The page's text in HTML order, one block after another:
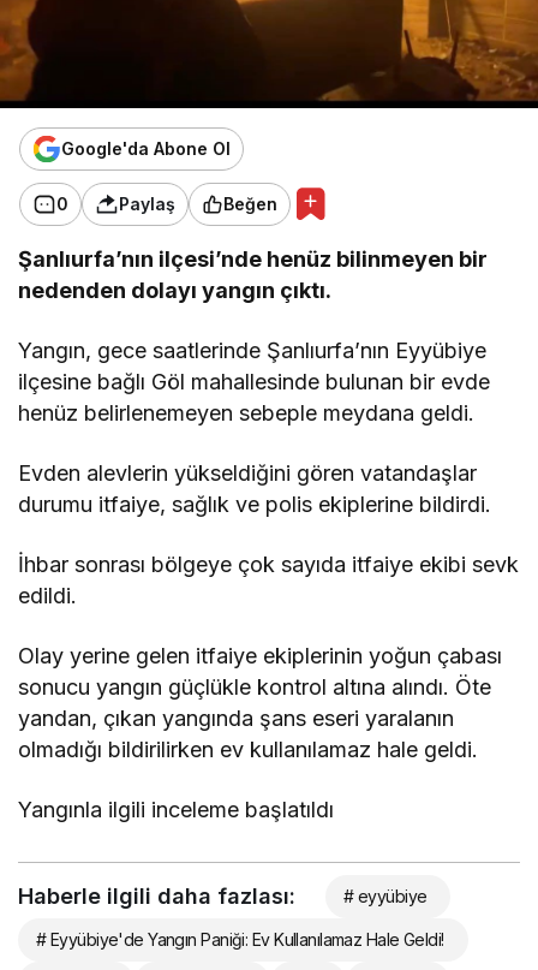
Google'da Abone Ol
0 Paylaş Beğen
Şanlıurfa’nın ilçesi’nde henüz bilinmeyen bir
nedenden dolayı yangın çıktı.
Yangın, gece saatlerinde Şanlıurfa’nın Eyyübiye
ilçesine bağlı Göl mahallesinde bulunan bir evde
henüz belirlenemeyen sebeple meydana geldi.
Evden alevlerin yükseldiğini gören vatandaşlar
durumu itfaiye, sağlık ve polis ekiplerine bildirdi.
İhbar sonrası bölgeye çok sayıda itfaiye ekibi sevk
edildi.
Olay yerine gelen itfaiye ekiplerinin yoğun çabası
sonucu yangın güçlükle kontrol altına alındı. Öte
yandan, çıkan yangında şans eseri yaralanın
olmadığı bildirilirken ev kullanılamaz hale geldi.
Yangınla ilgili inceleme başlatıldı
Haberle ilgili daha fazlası: # eyyübiye
# Eyyübiye'de Yangın Paniği: Ev Kullanılamaz Hale Geldi!